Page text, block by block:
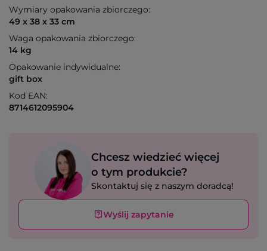
Wymiary opakowania zbiorczego:
49 x 38 x 33 cm
Waga opakowania zbiorczego:
14 kg
Opakowanie indywidualne:
gift box
Kod EAN:
8714612095904
Chcesz wiedzieć więcej
o tym produkcie?
Skontaktuj się z naszym doradcą!
Wyślij zapytanie